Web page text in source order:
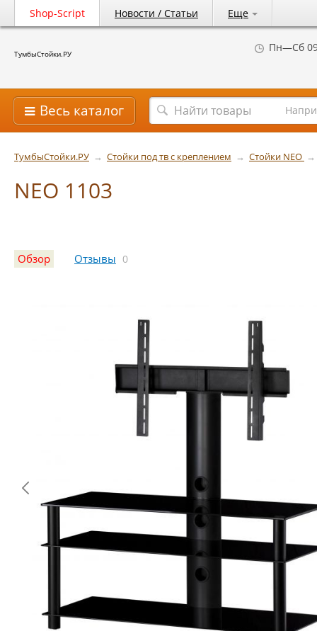
Shop-Script Новости / Статьи Еще
ТумбыСтойки.РУ Пн—Сб
Весь каталог
ТумбыСтойки.РУ → Стойки под тв с креплением → Стойки NEO →
NEO 1103
Обзор Отзывы 0